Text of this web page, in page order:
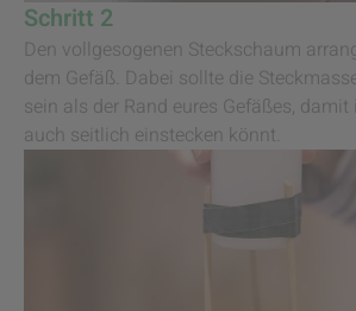
Schritt 2
Den vollgesogenen Steckschaum
dem Gefäß. Dabei sollte die
sein als der Rand eures Gefäßes,
auch seitlich einstecken könnt.